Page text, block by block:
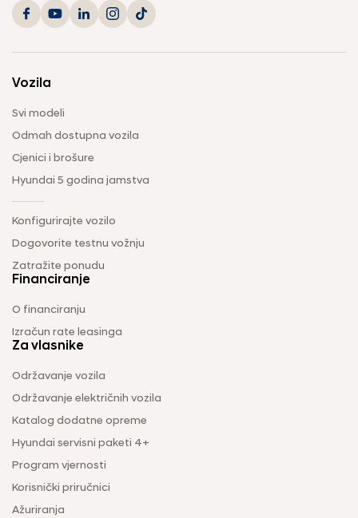
Vozila
Svi modeli
Odmah dostupna vozila
Cjenici i brošure
Hyundai 5 godina jamstva
Konfigurirajte vozilo
Dogovorite testnu vožnju
Zatražite ponudu
Financiranje
O financiranju
Izračun rate leasinga
Za vlasnike
Održavanje vozila
Održavanje električnih vozila
Katalog dodatne opreme
Hyundai servisni paketi 4+
Program vjernosti
Korisnički priručnici
Ažuriranja